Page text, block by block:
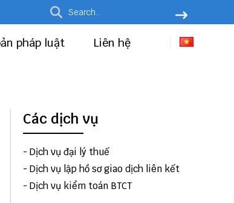
pháp luật Liên hệ
Các dịch vụ
- Dịch vụ đại lý thuế
- Dịch vụ lập hồ sơ giao dịch liên kết
- Dịch vụ kiểm toán BTCT